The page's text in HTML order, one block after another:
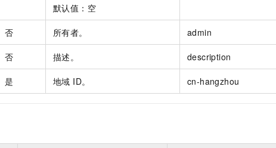
默认值：空
否 所有者。 admin
否 描述。 description
是 地域 ID。 cn-hangzhou